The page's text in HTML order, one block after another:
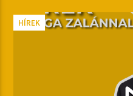
HÍREK